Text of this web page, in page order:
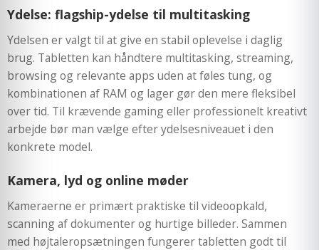
Ydelse: flagship-ydelse til multitasking
Ydelsen er valgt til at give en stabil oplevelse i daglig
brug. Tabletten kan håndtere multitasking, streaming,
browsing og relevante apps uden at føles tung, og
kombinationen af RAM og lager gør den mere fleksibel
over tid. Til krævende gaming eller professionelt kreativt
arbejde bør man vælge efter ydelsesniveauet i den
konkrete model.
Kamera, lyd og online møder
Kameraerne er primært praktiske til videoopkald,
scanning af dokumenter og hurtige billeder. Sammen
med højtaleropsætningen fungerer tabletten godt til